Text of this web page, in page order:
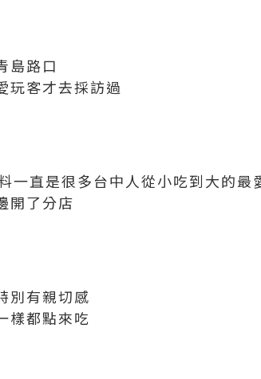
島路口
玩客才去採訪過
一直是很多台中人從小吃到大的最
開了分店
別有親切感
樣都點來吃